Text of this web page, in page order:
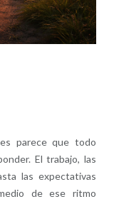
parece que todo
El trabajo, las
las expectativas
de ese ritmo